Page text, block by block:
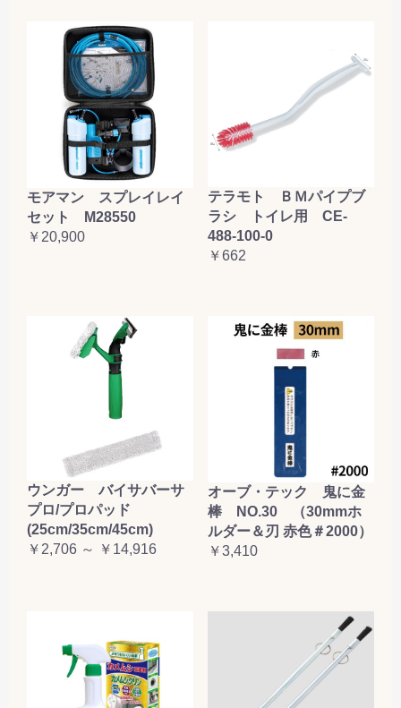
モアマン スプレイレイ
セット M28550
￥20,900
テラモト ＢＭパイプブ
ラシ トイレ用 CE-
488-100-0
￥662
ウンガー バイサバーサ
プロ/プロパッド
(25cm/35cm/45cm)
￥2,706 ～ ￥14,916
オーブ・テック 鬼に金
棒 NO.30 （30mmホ
ルダー＆刃 赤色＃2000）
￥3,410